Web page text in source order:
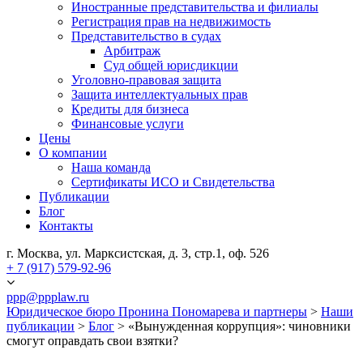
Иностранные представительства и филиалы
Регистрация прав на недвижимость
Представительство в судах
Арбитраж
Суд общей юрисдикции
Уголовно-правовая защита
Защита интеллектуальных прав
Кредиты для бизнеса
Финансовые услуги
Цены
О компании
Наша команда
Сертификаты ИСО и Свидетельства
Публикации
Блог
Контакты
г. Москва, ул. Марксистская, д. 3, стр.1, оф. 526
+ 7 (917) 579-92-96
ppp@ppplaw.ru
Юридическое бюро Пронина Пономарева и партнеры > Наши
публикации > Блог > «Вынужденная коррупция»: чиновники
смогут оправдать свои взятки?